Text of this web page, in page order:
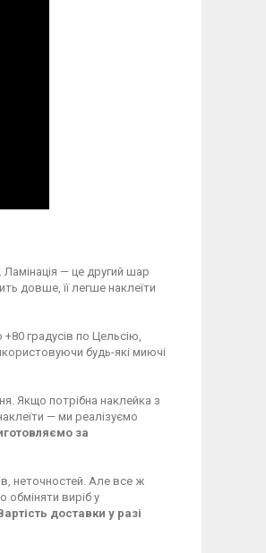
— це другий шар
довше, її легше наклеїти
градусів по Цельсію,
будь-які миючі
Якщо потрібна наклейка з
— ми реалізуємо
за
неточностей. Але все ж
обміняти виріб у
доставки у разі